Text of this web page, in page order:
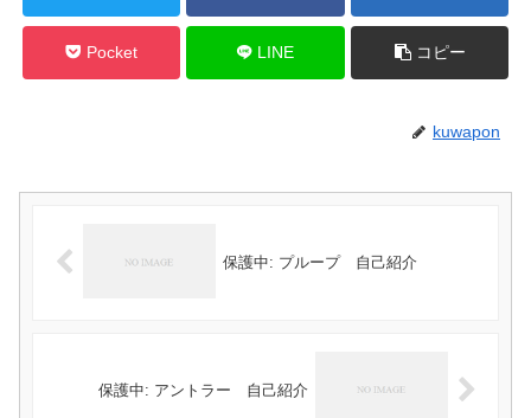
Pocket LINE コピー
kuwapon
保護中: プループ 自己紹介
保護中: アントラー 自己紹介